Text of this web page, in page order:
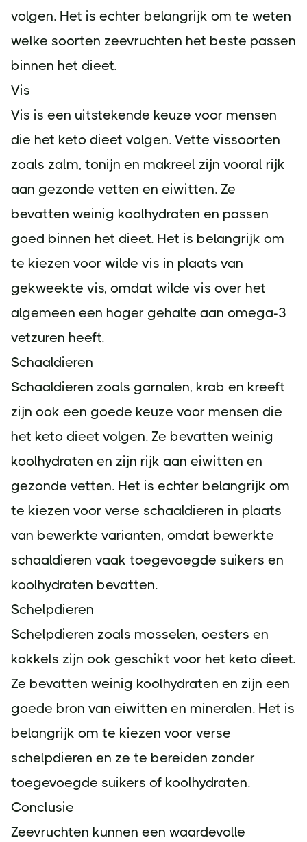
volgen. Het is echter belangrijk om te weten
welke soorten zeevruchten het beste passen
binnen het dieet.
Vis
Vis is een uitstekende keuze voor mensen
die het keto dieet volgen. Vette vissoorten
zoals zalm, tonijn en makreel zijn vooral rijk
aan gezonde vetten en eiwitten. Ze
bevatten weinig koolhydraten en passen
goed binnen het dieet. Het is belangrijk om
te kiezen voor wilde vis in plaats van
gekweekte vis, omdat wilde vis over het
algemeen een hoger gehalte aan omega-3
vetzuren heeft.
Schaaldieren
Schaaldieren zoals garnalen, krab en kreeft
zijn ook een goede keuze voor mensen die
het keto dieet volgen. Ze bevatten weinig
koolhydraten en zijn rijk aan eiwitten en
gezonde vetten. Het is echter belangrijk om
te kiezen voor verse schaaldieren in plaats
van bewerkte varianten, omdat bewerkte
schaaldieren vaak toegevoegde suikers en
koolhydraten bevatten.
Schelpdieren
Schelpdieren zoals mosselen, oesters en
kokkels zijn ook geschikt voor het keto dieet.
Ze bevatten weinig koolhydraten en zijn een
goede bron van eiwitten en mineralen. Het is
belangrijk om te kiezen voor verse
schelpdieren en ze te bereiden zonder
toegevoegde suikers of koolhydraten.
Conclusie
Zeevruchten kunnen een waardevolle